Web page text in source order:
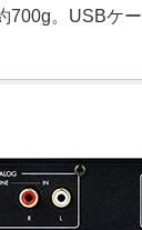
700g。USBケ